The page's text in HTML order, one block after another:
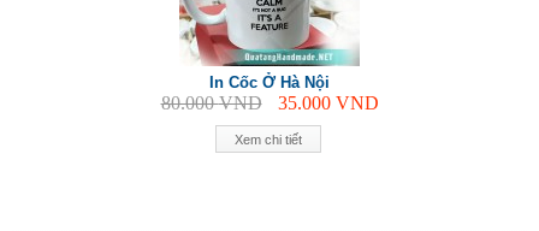
Xem chi tiết
In Cốc Ở Hà Nội
80.000VND 35.000 VND